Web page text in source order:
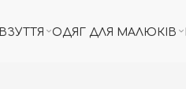
ВЗУТТЯ ОДЯГ ДЛЯ МАЛЮКІВ